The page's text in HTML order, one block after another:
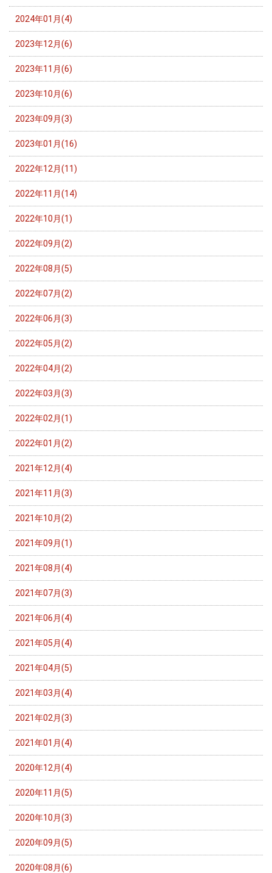
2024年01月(4)
2023年12月(6)
2023年11月(6)
2023年10月(6)
2023年09月(3)
2023年01月(16)
2022年12月(11)
2022年11月(14)
2022年10月(1)
2022年09月(2)
2022年08月(5)
2022年07月(2)
2022年06月(3)
2022年05月(2)
2022年04月(2)
2022年03月(3)
2022年02月(1)
2022年01月(2)
2021年12月(4)
2021年11月(3)
2021年10月(2)
2021年09月(1)
2021年08月(4)
2021年07月(3)
2021年06月(4)
2021年05月(4)
2021年04月(5)
2021年03月(4)
2021年02月(3)
2021年01月(4)
2020年12月(4)
2020年11月(5)
2020年10月(3)
2020年09月(5)
2020年08月(6)